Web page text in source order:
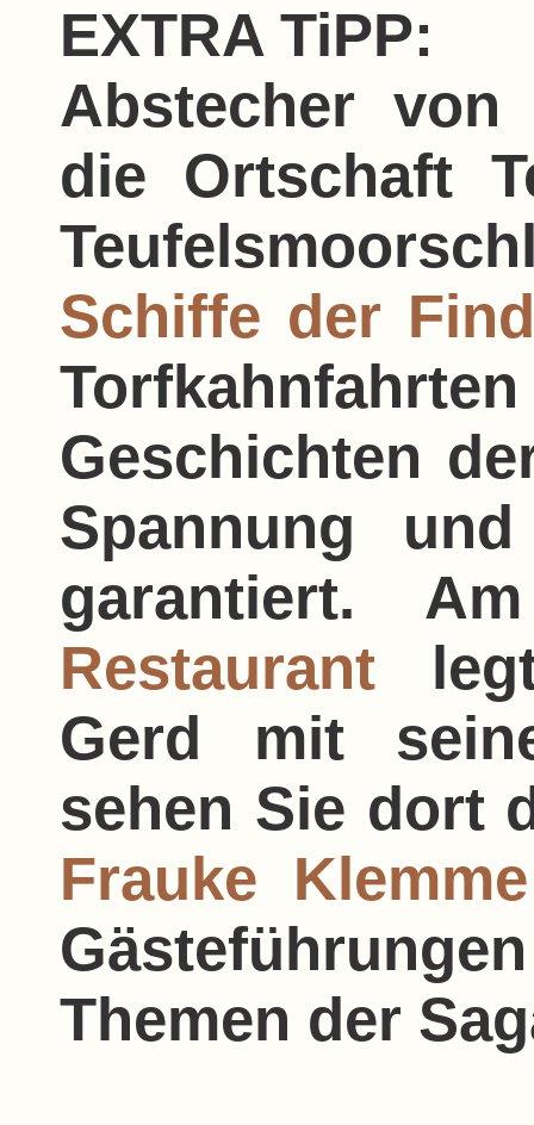
EXTRA TiPP:
Abstecher
die Ortschaft
Schiffe der
Geschichten
Spannung
garantiert.
Restaurant
Gerd mit
sehen Sie dort
Frauke Klemme
Themen der